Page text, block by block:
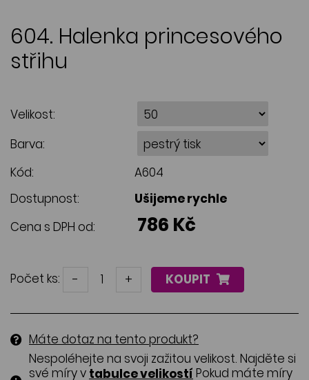
604. Halenka princesového
střihu
Velikost:
Barva:
Kód:
A604
Dostupnost:
Ušijeme rychle
Cena s DPH od:
786 Kč
Počet ks: - + KOUPIT
Máte dotaz na tento produkt?
Nespoléhejte na svoji zažitou velikost. Najděte si
své míry v tabulce velikostí Pokud máte míry